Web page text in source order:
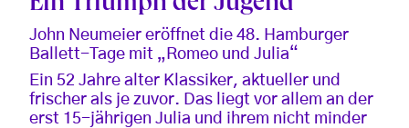
John Neumeier eröffnet die 48. Hamburger
Ballett-Tage mit „Romeo und Julia“
Ein 52 Jahre alter Klassiker, aktueller und
frischer als je zuvor. Das liegt vor allem an der
erst 15-jährigen Julia und ihrem nicht minder